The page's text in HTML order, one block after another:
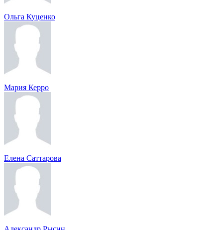
Ольга Куценко
Мария Керро
Елена Саттарова